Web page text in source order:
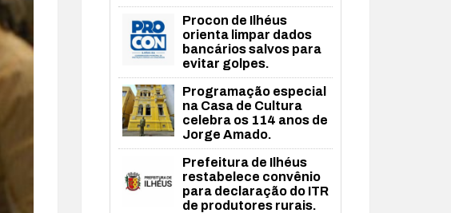
Procon de Ilhéus
orienta limpar dados
bancários salvos para
evitar golpes.
Programação especial
na Casa de Cultura
celebra os 114 anos de
Jorge Amado.
Prefeitura de Ilhéus
restabelece convênio
para declaração do ITR
de produtores rurais.